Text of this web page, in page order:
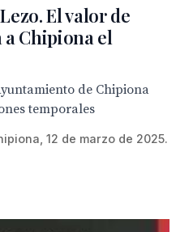
El valor de
Chipiona el
de Chipiona
temporales
12 de marzo de 2025.